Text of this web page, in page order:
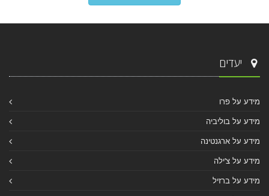
יעדים
מידע על פרו
מידע על בוליביה
מידע על ארגנטינה
מידע על צ'ילה
מידע על ברזיל